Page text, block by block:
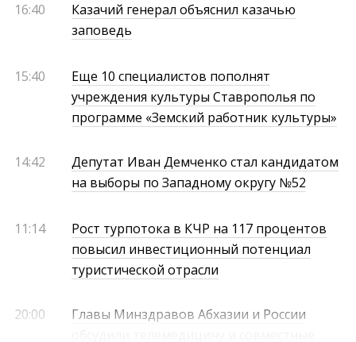
16:40
Казачий генерал объяснил казачью
заповедь
15:40
Еще 10 специалистов пополнят
учреждения культуры Ставрополья по
программе «Земский работник культуры»
14:42
Депутат Иван Демченко стал кандидатом
на выборы по Западному округу №52
11:14
Рост турпотока в КЧР на 117 процентов
повысил инвестиционный потенциал
туристической отрасли
20:00
Главы Минздравов Абхазии и России